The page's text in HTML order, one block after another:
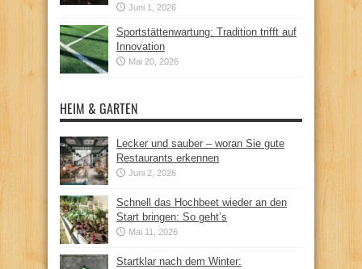
Juni 1, 2026
Sportstättenwartung: Tradition trifft auf
Innovation
Mai 20, 2026
HEIM & GARTEN
Lecker und sauber – woran Sie gute
Restaurants erkennen
Juni 2, 2026
Schnell das Hochbeet wieder an den
Start bringen: So geht’s
Mai 11, 2026
Startklar nach dem Winter: